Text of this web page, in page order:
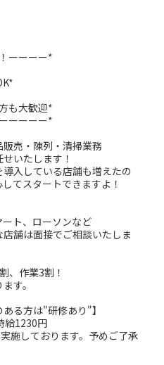
ーーーー*
も大歓迎*
ーーーー*
売・陳列・清掃業務
いたします！
入している店舗も増えたの
てスタートできますよ！
ト、ローソンなど
舗は面接でご相談いたしま
、作業3割！
す。
る方は"研修あり"】
給1230円
施しております。予めご了承